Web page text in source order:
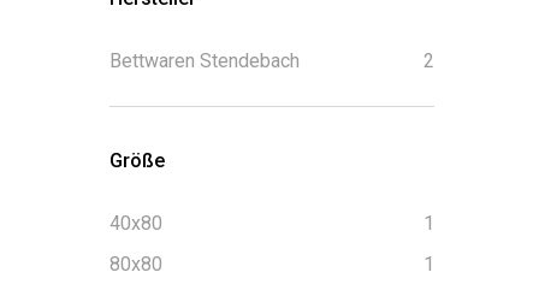
Bettwaren Stendebach 2
Größe
40x80
1
80x80
1